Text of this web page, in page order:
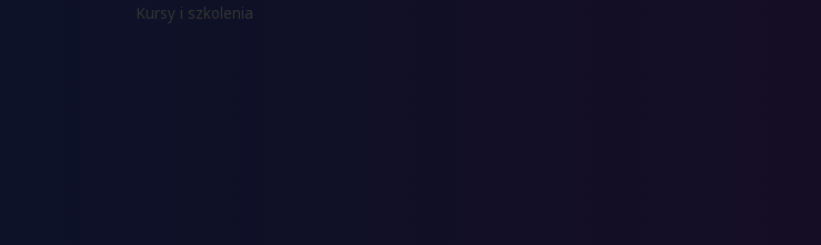
Kursy i szkolenia